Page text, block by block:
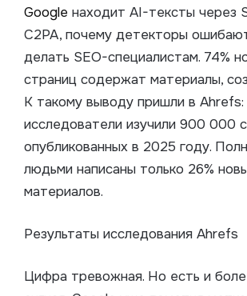
Google находит AI-тексты через
C2PA, почему детекторы
делать SEO-специалистам. 74%
страниц содержат материалы,
К такому выводу пришли в Ahrefs:
исследователи изучили 900 000
опубликованных в 2025 году.
людьми написаны только 26%
материалов.
Результаты исследования Ahrefs
Цифра тревожная. Но есть и